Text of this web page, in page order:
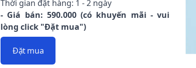
Thời gian đặt hàng: 1 - 2 ngày
- Giá bán: 590.000 (có khuyến mãi - vui
lòng click "Đặt mua")
Đặt mua